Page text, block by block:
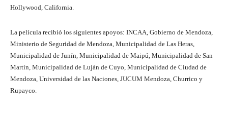
Hollywood, California.
La película recibió los siguientes apoyos: INCAA, Gobierno de Mendoza,
Ministerio de Seguridad de Mendoza, Municipalidad de Las Heras,
Municipalidad de Junín, Municipalidad de Maipú, Municipalidad de San
Martín, Municipalidad de Luján de Cuyo, Municipalidad de Ciudad de
Mendoza, Universidad de las Naciones, JUCUM Mendoza, Churrico y
Rupayco.